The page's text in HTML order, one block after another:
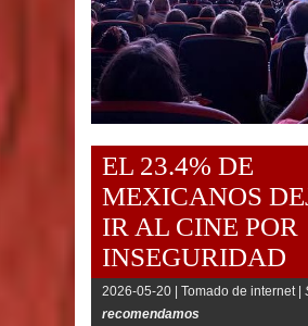
EL 23.4% DE
MEXICANOS
IR AL CINE POR
INSEGURIDAD
2026-05-20 | Tomado de internet |
recomendamos